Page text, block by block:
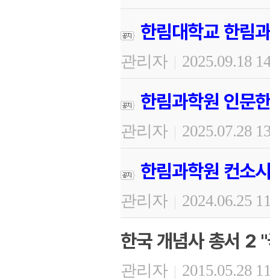
한림대학교 한림
관리자 | 2025.09.18
한림과학원 인문
관리자 | 2025.07.28
한림과학원 컨소
관리자 | 2024.06.25
한국 개념사 총서 2
관리자 | 2015.05.28